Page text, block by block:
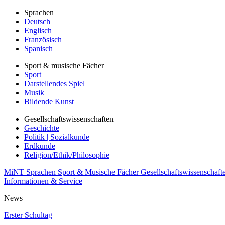
Sprachen
Deutsch
Englisch
Französisch
Spanisch
Sport & musische Fächer
Sport
Darstellendes Spiel
Musik
Bildende Kunst
Gesellschaftswissenschaften
Geschichte
Politik | Sozialkunde
Erdkunde
Religion/Ethik/Philosophie
MiNT Sprachen Sport & Musische Fächer
Informationen & Service
News
Erster Schultag